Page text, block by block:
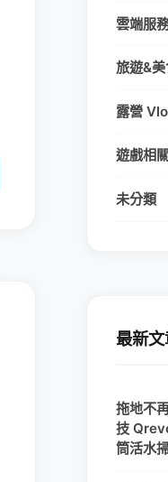
雲端服
旅遊&
露營
遊戲相關
未分類
最新文
拖地不
技
筒活水